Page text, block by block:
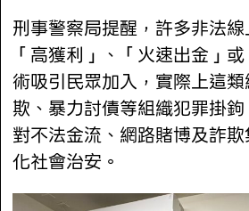
刑事警察局提醒，許多非法
「高獲利」、「火速出金」
術吸引民眾加入，實際上這
欺、暴力討債等組織犯罪掛
對不法金流、網路賭博及詐
化社會治安。